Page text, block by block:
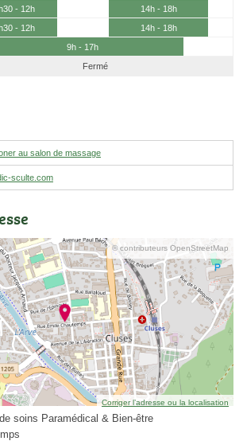
- 12h
14h - 18h
- 12h
14h - 18h
9h - 17h
Fermé
au salon de massage
sculte.com
© contributeurs OpenStreetMap
Corriger l’adresse ou la localisation
soins Paramédical & Bien-être